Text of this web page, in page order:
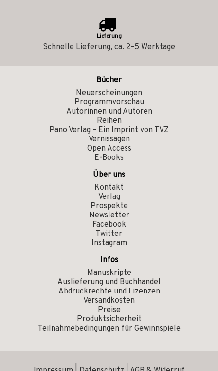
Lieferung
Schnelle Lieferung, ca. 2–5 Werktage
Bücher
Neuerscheinungen
Programmvorschau
Autorinnen und Autoren
Reihen
Pano Verlag – Ein Imprint von TVZ
Vernissagen
Open Access
E-Books
Über uns
Kontakt
Verlag
Prospekte
Newsletter
Facebook
Twitter
Instagram
Infos
Manuskripte
Auslieferung und Buchhandel
Abdruckrechte und Lizenzen
Versandkosten
Preise
Produktsicherheit
Teilnahmebedingungen für Gewinnspiele